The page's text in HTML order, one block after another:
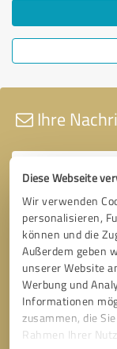
Diese Webseite
Wir verwenden
personalisieren,
können und die
Außerdem geben
unserer Website
Werbung und
Informationen
zusammen, die
Rahmen Ihrer
Ihre